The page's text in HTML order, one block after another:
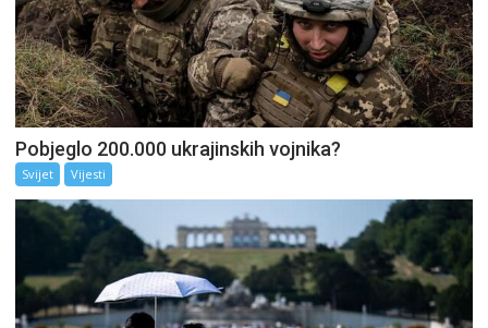
Pobjeglo 200.000 ukrajinskih vojnika?
Svijet Vijesti